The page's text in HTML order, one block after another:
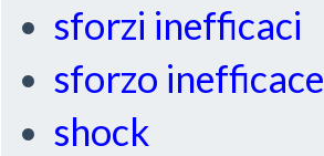
sforzi inefficaci
sforzo inefficace
shock